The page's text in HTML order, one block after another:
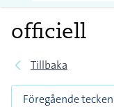
officiell
Tillbaka
Föregående tecken